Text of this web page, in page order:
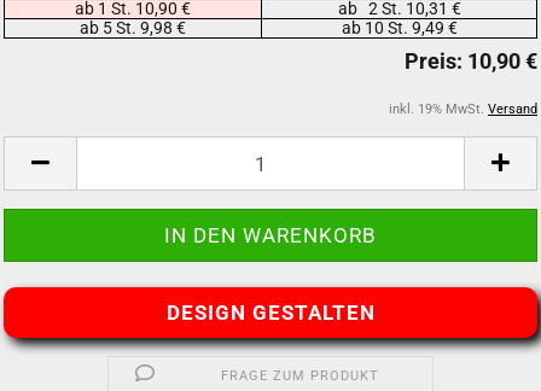
ab 1 St. 10,90 €
ab 2 St. 10,31 €
ab 5 St. 9,98 €
ab 10 St. 9,49 €
inkl. 19% MwSt. Versand
DESIGN GESTALTEN
FRAGE ZUM PRODUKT